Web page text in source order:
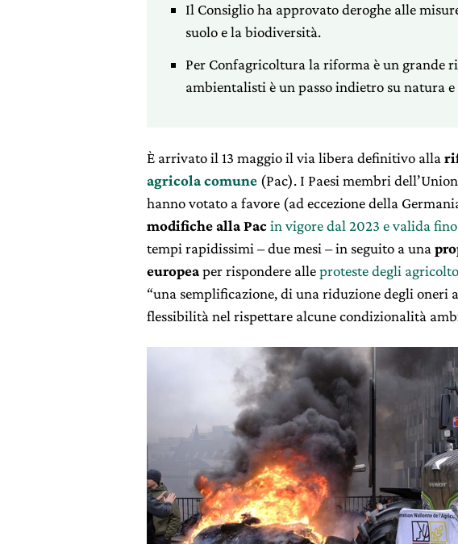
Il Consiglio ha approvato deroghe alle
suolo e la biodiversità.
Per Confagricoltura la riforma è un grande
ambientalisti è un passo indietro su natura
È arrivato il 13 maggio il via libera definitivo alla
agricola comune (Pac). I Paesi membri
hanno votato a favore (ad eccezione della
modifiche alla Pac in vigore dal 2023 e valida
tempi rapidissimi – due mesi – in seguito a una
europeaper rispondere alleproteste degli
“una semplificazione, di una riduzione degli
flessibilità nel rispettare alcune condizionalità